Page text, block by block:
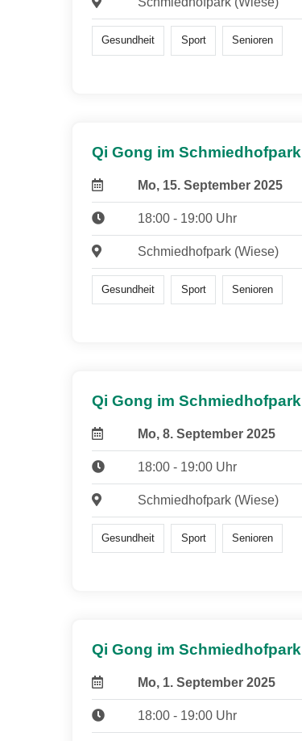
Gesundheit Sport Senioren
Qi Gong im Schmiedhofpark
Mo, 15. September 2025
18:00 - 19:00 Uhr
Schmiedhofpark (Wiese)
Gesundheit Sport Senioren
Qi Gong im Schmiedhofpark
Mo, 8. September 2025
18:00 - 19:00 Uhr
Schmiedhofpark (Wiese)
Gesundheit Sport Senioren
Qi Gong im Schmiedhofpark
Mo, 1. September 2025
18:00 - 19:00 Uhr